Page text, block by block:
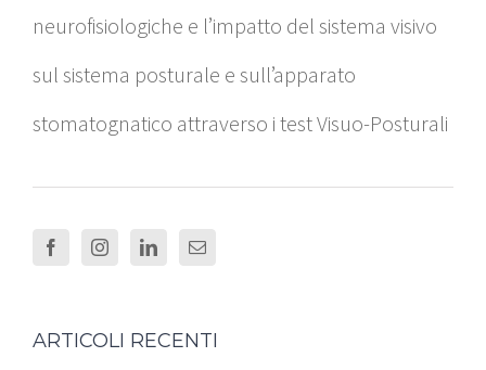
neurofisiologiche e l’impatto del sistema visivo
sul sistema posturale e sull’apparato
stomatognatico attraverso i test Visuo-Posturali
ARTICOLI RECENTI